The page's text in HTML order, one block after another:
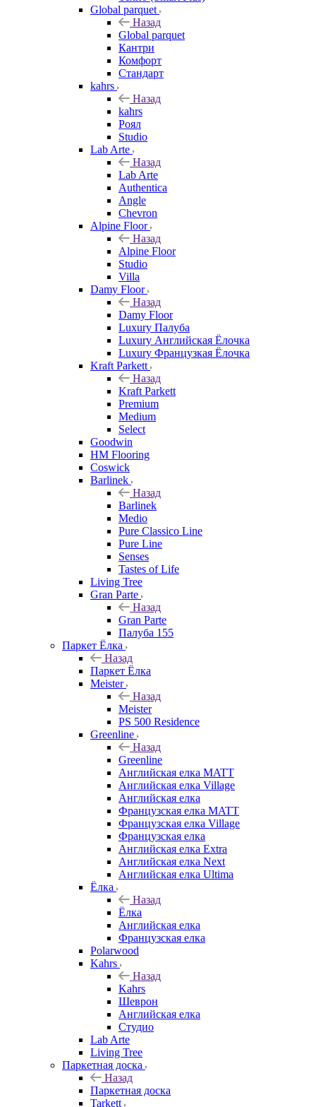
Global parquet
Назад
Global parquet
Кантри
Комфорт
Стандарт
kahrs
Назад
kahrs
Роял
Studio
Lab Arte
Назад
Lab Arte
Authentica
Angle
Chevron
Alpine Floor
Назад
Alpine Floor
Studio
Villa
Damy Floor
Назад
Damy Floor
Luxury Палуба
Luxury Английская Ёлочка
Luxury Французкая Ёлочка
Kraft Parkett
Назад
Kraft Parkett
Premium
Medium
Select
Goodwin
HM Flooring
Coswick
Barlinek
Назад
Barlinek
Medio
Pure Classico Line
Pure Line
Senses
Tastes of Life
Living Tree
Gran Parte
Назад
Gran Parte
Палуба 155
Паркет Ёлка
Назад
Паркет Ёлка
Meister
Назад
Meister
PS 500 Residence
Greenline
Назад
Greenline
Английская елка MATT
Английская елка Village
Английская елка
Французская елка MATT
Французская елка Village
Французская елка
Английская елка Extra
Английская елка Next
Английская елка Ultima
Ёлка
Назад
Ёлка
Английская елка
Французская елка
Polarwood
Kahrs
Назад
Kahrs
Шеврон
Английская елка
Студио
Lab Arte
Living Tree
Паркетная доска
Назад
Паркетная доска
Tarkett